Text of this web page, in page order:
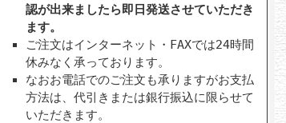
認が出来ましたら即日発送させていただき
ます。
ご注文はインターネット・FAXでは24時間
休みなく承っております。
なおお電話でのご注文も承りますがお支払
方法は、代引きまたは銀行振込に限らせて
いただきます。